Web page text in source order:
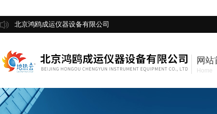
北京鸿鸥成运仪器设备有限公司
网站
Home